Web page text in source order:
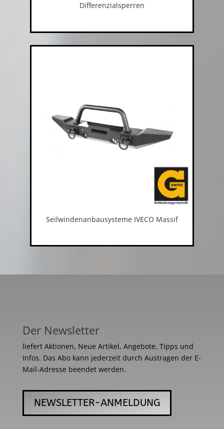
Differenzialsperren
Seilwindenanbausysteme IVECO Massif
Der Newsletter
liefert Aktionen, Neue Artikel, Angebote, Tipps und
Infos. Das Abo kann jederzeit durch Austragen der E-
Mail-Adresse beendet werden.
NEWSLETTER-ANMELDUNG